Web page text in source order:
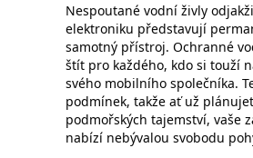
Nespoutané vodní živly
elektroniku představují
samotný přístroj. Ochranné
štít pro každého, kdo si touží
svého mobilního společníka.
podmínek, takže ať už
podmořských tajemství, vaše
nabízí nebývalou svobodu